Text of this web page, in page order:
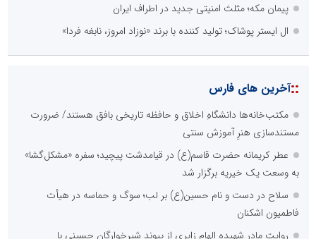
پیمان مکه؛ مثلث امنیتی جدید در اطراف ایران
ال ایستر پوشاک؛ تولید کننده با برند «نوزاد امروز، نابغه فردا»
::آخرین های فارس
مکتب‌خانه‌ها دانشگاهِ اخلاق و حافظه تاریخی بافق هستند/ ضرورت
مستندسازی هنرِ آموزش سنتی
عطر کریمانه حضرت قاسم(ع) در قیامدشت پیچید؛ سفره «مشکل‌گشا»
به وسعت یک خیریه برگزار شد
سلاح در دست و نام حسین(ع) بر لب؛ سوگ و حماسه در هیأت
فاطمیون اشکنان
روایت مادر شهیده الهام زایری از پیوند شیرخوارگان حسینی با